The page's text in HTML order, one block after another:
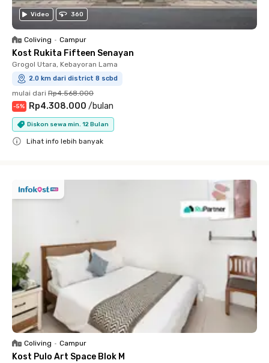
Video 360
Coliving • Campur
Kost Rukita Fifteen Senayan
Grogol Utara, Kebayoran Lama
2.0 km dari district 8 scbd
mulai dari Rp4.568.000
-5% Rp4.308.000 /bulan
Diskon sewa min. 12 Bulan
Lihat info lebih banyak
Coliving • Campur
Kost Pulo Art Space Blok M